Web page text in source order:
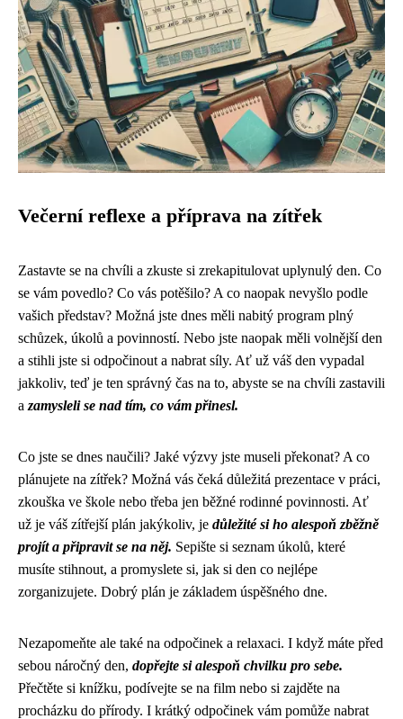
Večerní reflexe a příprava na zítřek
Zastavte se na chvíli a zkuste si zrekapitulovat uplynulý den. Co
se vám povedlo? Co vás potěšilo? A co naopak nevyšlo podle
vašich představ? Možná jste dnes měli nabitý program plný
schůzek, úkolů a povinností. Nebo jste naopak měli volnější den
a stihli jste si odpočinout a nabrat síly. Ať už váš den vypadal
jakkoliv, teď je ten správný čas na to, abyste se na chvíli zastavili
a zamysleli se nad tím, co vám přinesl.
Co jste se dnes naučili? Jaké výzvy jste museli překonat? A co
plánujete na zítřek? Možná vás čeká důležitá prezentace v práci,
zkouška ve škole nebo třeba jen běžné rodinné povinnosti. Ať
už je váš zítřejší plán jakýkoliv, je důležité si ho alespoň zběžně
projít a připravit se na něj. Sepište si seznam úkolů, které
musíte stihnout, a promyslete si, jak si den co nejlépe
zorganizujete. Dobrý plán je základem úspěšného dne.
Nezapomeňte ale také na odpočinek a relaxaci. I když máte před
sebou náročný den, dopřejte si alespoň chvilku pro sebe.
Přečtěte si knížku, podívejte se na film nebo si zajděte na
procházku do přírody. I krátký odpočinek vám pomůže nabrat